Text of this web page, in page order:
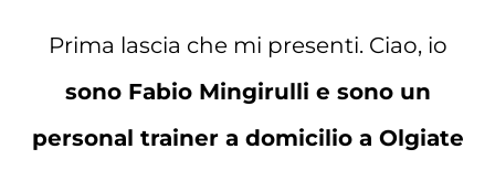
Prima lascia che mi presenti. Ciao, io
sono Fabio Mingirulli e sono un
personal trainer a domicilio a Olgiate